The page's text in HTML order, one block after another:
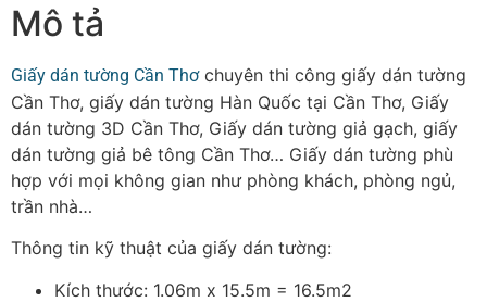
Mô tả
Giấy dán tường Cần Thơchuyên thi công giấy dán tường
Cần Thơ, giấy dán tường Hàn Quốc tại Cần Thơ, Giấy
dán tường 3D Cần Thơ, Giấy dán tường giả gạch, giấy
dán tường giả bê tông Cần Thơ… Giấy dán tường phù
hợp với mọi không gian như phòng khách, phòng ngủ,
trần nhà…
Thông tin kỹ thuật của giấy dán tường:
Kích thước: 1.06m x 15.5m = 16.5m2